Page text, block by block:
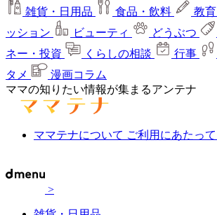
雑貨・日用品 食品・飲料 教育
ッション
ビューティ どうぶつ
ネー・投資
くらしの相談 行事
タメ
漫画コラム
ママの知りたい情報が集まるアンテナ
ママテナについて ご利用にあたって
>